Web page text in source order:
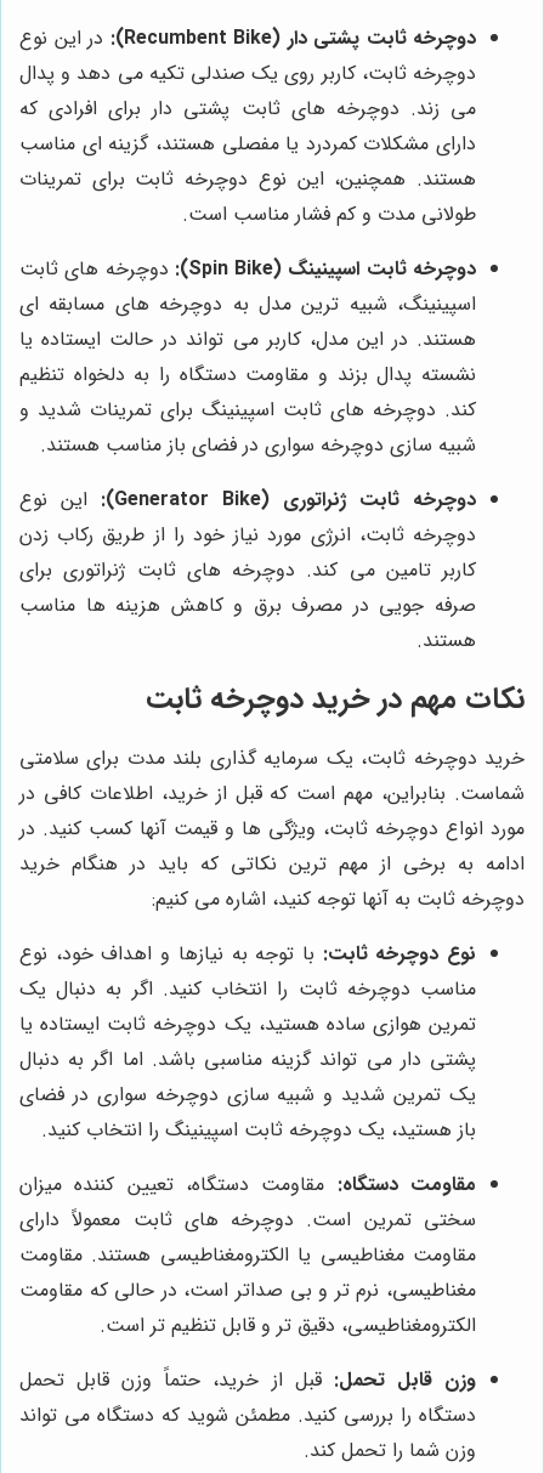
دوچرخه ثابت پشتی دار (Recumbent Bike):
در این نوع
دوچرخه ثابت، کاربر روی یک صندلی تکیه می دهد و پدال
می زند. دوچرخه های ثابت پشتی دار برای افرادی که
دارای مشکلات کمردرد یا مفصلی هستند، گزینه ای مناسب
هستند. همچنین، این نوع دوچرخه ثابت برای تمرینات
طولانی مدت و کم فشار مناسب است.
دوچرخه ثابت اسپینینگ (Spin Bike):
دوچرخه های ثابت
اسپینینگ، شبیه ترین مدل به دوچرخه های مسابقه ای
هستند. در این مدل، کاربر می تواند در حالت ایستاده یا
نشسته پدال بزند و مقاومت دستگاه را به دلخواه تنظیم
کند. دوچرخه های ثابت اسپینینگ برای تمرینات شدید و
شبیه سازی دوچرخه سواری در فضای باز مناسب هستند.
دوچرخه ثابت ژنراتوری (Generator Bike):
این نوع
دوچرخه ثابت، انرژی مورد نیاز خود را از طریق رکاب زدن
کاربر تامین می کند. دوچرخه های ثابت ژنراتوری برای
صرفه جویی در مصرف برق و کاهش هزینه ها مناسب
هستند.
نکات مهم در خرید دوچرخه ثابت
خرید دوچرخه ثابت، یک سرمایه گذاری بلند مدت برای سلامتی
شماست. بنابراین، مهم است که قبل از خرید، اطلاعات کافی در
مورد انواع دوچرخه ثابت، ویژگی ها و قیمت آنها کسب کنید. در
ادامه به برخی از مهم ترین نکاتی که باید در هنگام خرید
دوچرخه ثابت به آنها توجه کنید، اشاره می کنیم:
نوع دوچرخه ثابت: با توجه به نیازها و اهداف خود، نوع
مناسب دوچرخه ثابت را انتخاب کنید. اگر به دنبال یک
تمرین هوازی ساده هستید، یک دوچرخه ثابت ایستاده یا
پشتی دار می تواند گزینه مناسبی باشد. اما اگر به دنبال
یک تمرین شدید و شبیه سازی دوچرخه سواری در فضای
باز هستید، یک دوچرخه ثابت اسپینینگ را انتخاب کنید.
مقاومت دستگاه: مقاومت دستگاه، تعیین کننده میزان
سختی تمرین است. دوچرخه های ثابت معمولاً دارای
مقاومت مغناطیسی یا الکترومغناطیسی هستند. مقاومت
مغناطیسی، نرم تر و بی صداتر است، در حالی که مقاومت
الکترومغناطیسی، دقیق تر و قابل تنظیم تر است.
وزن قابل تحمل: قبل از خرید، حتماً وزن قابل تحمل
دستگاه را بررسی کنید. مطمئن شوید که دستگاه می تواند
وزن شما را تحمل کند.